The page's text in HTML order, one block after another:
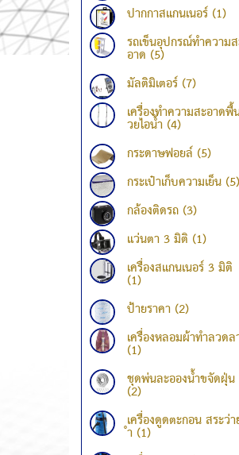
ปากกาสแกนเนอร์ (1)
รถเข็นอุปกรณ์ทำความ
อาด (5)
มัลติมิเตอร์ (7)
เครื่องทำความสะอาด
วยไอน้ำ (4)
กระดาษฟอยล์ (5)
กระเป๋าเก็บความเย็น (5)
กล้องติดรถ (3)
แว่นตา 3 มิติ (1)
เครื่องสแกนเนอร์ 3 มิติ
(1)
ป้ายราคา (2)
เครื่องหลอมผ้าทำลวด
(1)
ชุดพ่นละอองน้ำขจัดฝุ่น
(2)
เครื่องดูดตะกอน สระว่
ำ (1)